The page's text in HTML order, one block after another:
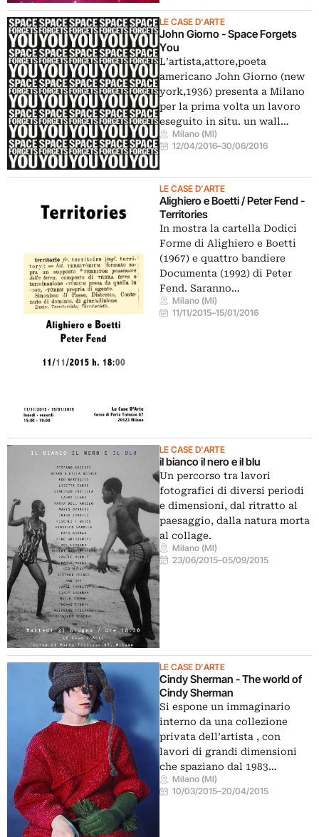
LE CASE D'ARTE
John Giorno - Space Forgets
You
L’artista,attore,poeta
americano John Giorno (new
york,1936) presenta a Milano
per la prima volta un lavoro
eseguito in situ. un wall…
Milano (MI)
12/04/2016–30/06/2016
LE CASE D'ARTE
Alighiero e Boetti / Peter Fend -
Territories
In mostra la cartella Dodici
Forme di Alighiero e Boetti
(1967) e quattro bandiere
Documenta (1992) di Peter
Fend. Saranno…
Milano (MI)
11/11/2015–15/01/2016
LE CASE D'ARTE
il bianco il nero e il blu
Un percorso tra lavori
fotografici di diversi periodi
e dimensioni, dal ritratto al
paesaggio, dalla natura morta
al collage.
Milano (MI)
23/06/2015–05/09/2015
LE CASE D'ARTE
Cindy Sherman - The world of
Cindy Sherman
Si espone un immaginario
interno da una collezione
privata dell’artista , con
lavori di grandi dimensioni
che spaziano dal 1983…
Milano (MI)
10/03/2015–20/04/2015